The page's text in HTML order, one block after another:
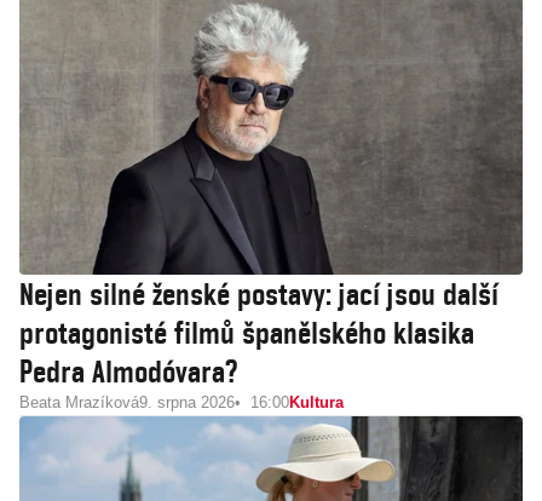
Nejen silné ženské postavy: jací jsou další
protagonisté filmů španělského klasika
Pedra Almodóvara?
Beata Mrazíková9. srpna 2026 16:00Kultura